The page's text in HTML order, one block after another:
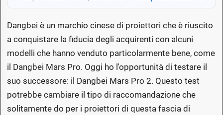
Dangbei è un marchio cinese di proiettori che è riuscito
a conquistare la fiducia degli acquirenti con alcuni
modelli che hanno venduto particolarmente bene, come
il Dangbei Mars Pro. Oggi ho l'opportunità di testare il
suo successore: il Dangbei Mars Pro 2. Questo test
potrebbe cambiare il tipo di raccomandazione che
solitamente do per i proiettori di questa fascia di